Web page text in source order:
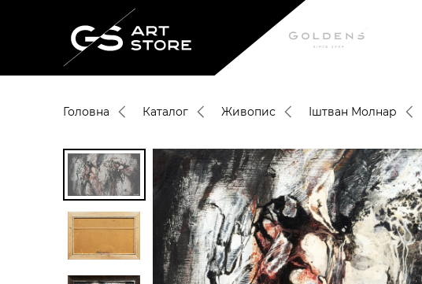
Головна Каталог Живопис Іштван Молнар